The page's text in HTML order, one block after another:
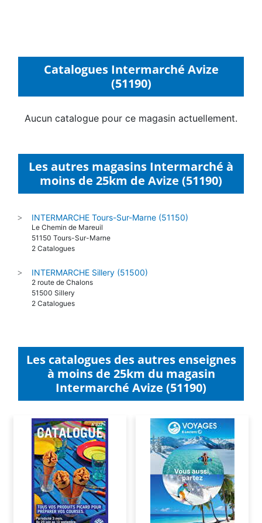
Catalogues Intermarché Avize
(51190)
Aucun catalogue pour ce magasin actuellement.
Les autres magasins Intermarché à
moins de 25km de Avize (51190)
> INTERMARCHE Tours-Sur-Marne (51150)
Le Chemin de Mareuil
51150 Tours-Sur-Marne
2 Catalogues
> INTERMARCHE Sillery (51500)
2 route de Chalons
51500 Sillery
2 Catalogues
Les catalogues des autres enseignes
à moins de 25km du magasin
Intermarché Avize (51190)